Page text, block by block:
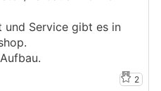
Verbesserungs-
rel. kleine Luftfilter, die
und Service gibt es in
2